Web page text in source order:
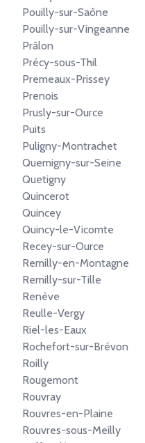
Pouilly-sur-Saône
Pouilly-sur-Vingeanne
Prâlon
Précy-sous-Thil
Premeaux-Prissey
Prenois
Prusly-sur-Ource
Puits
Puligny-Montrachet
Quemigny-sur-Seine
Quetigny
Quincerot
Quincey
Quincy-le-Vicomte
Recey-sur-Ource
Remilly-en-Montagne
Remilly-sur-Tille
Renève
Reulle-Vergy
Riel-les-Eaux
Rochefort-sur-Brévon
Roilly
Rougemont
Rouvray
Rouvres-en-Plaine
Rouvres-sous-Meilly